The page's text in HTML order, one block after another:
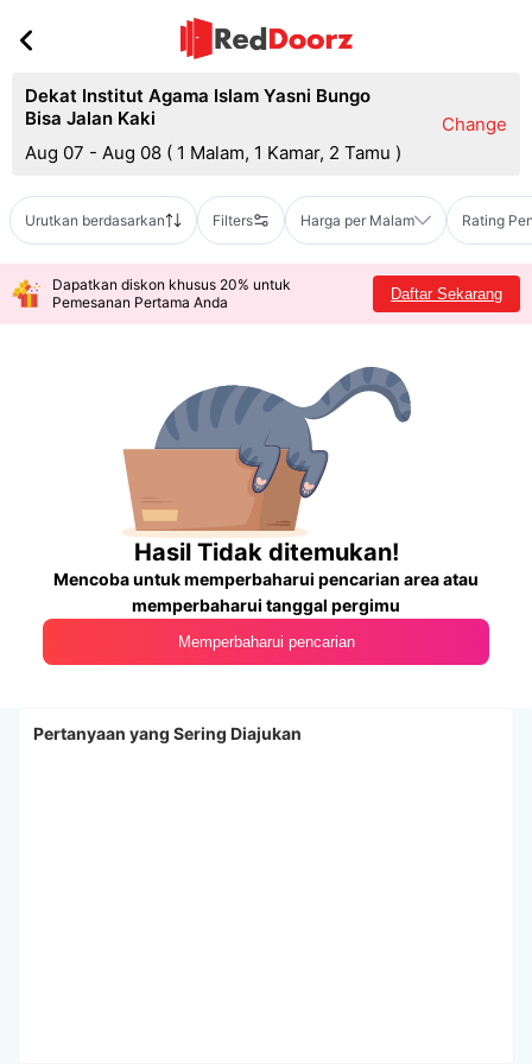
Dekat Institut Agama Islam Yasni Bungo
Bisa Jalan Kaki
Aug 07 - Aug 08 ( 1 Malam, 1 Kamar, 2 Tamu )
Change
Urutkan berdasarkan Filters Harga per Malam Rating
Dapatkan diskon khusus 20% untuk
Pemesanan Pertama Anda
Daftar Sekarang
Hasil Tidak ditemukan!
Mencoba untuk memperbaharui pencarian area atau
memperbaharui tanggal pergimu
Memperbaharui pencarian
Pertanyaan yang Sering Diajukan